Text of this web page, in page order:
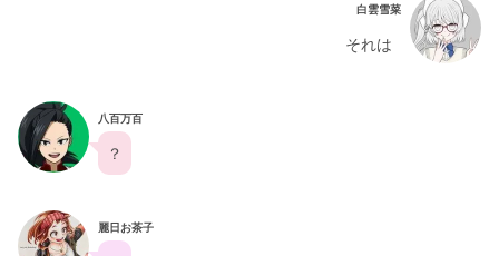
白雲雪菜
それは
八百万百
？
麗日お茶子